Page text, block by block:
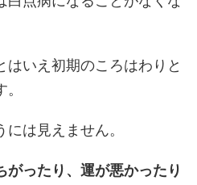
いえ初期のころはわりと
は見えません。
がったり、運が悪かったり